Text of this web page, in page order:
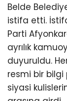
Belde
istifa etti.
Parti
ayrılık
duyuruldu.
resmi bir bilgi
siyasi